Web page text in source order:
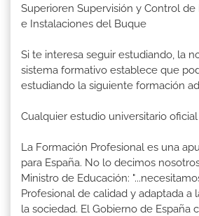
Superioren Supervisión y Control de
e Instalaciones del Buque
Si te interesa seguir estudiando, la
sistema formativo establece que
estudiando la siguiente formación
Cualquier estudio universitario
La Formación Profesional es una
para España. No lo decimos
Ministro de Educación:
Profesional de calidad y adaptada a
la sociedad. El Gobierno de España